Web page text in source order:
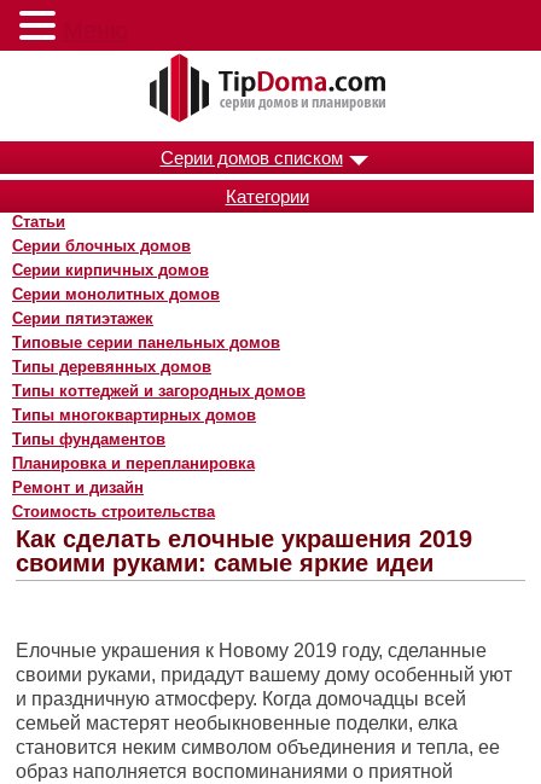
Серии домов списком
Категории
Статьи
Серии блочных домов
Серии кирпичных домов
Серии монолитных домов
Серии пятиэтажек
Типовые серии панельных домов
Типы деревянных домов
Типы коттеджей и загородных домов
Типы многоквартирных домов
Типы фундаментов
Планировка и перепланировка
Ремонт и дизайн
Стоимость строительства
Как сделать елочные украшения 2019
своими руками: самые яркие идеи
Елочные украшения к Новому 2019 году, сделанные
своими руками, придадут вашему дому особенный уют
и праздничную атмосферу. Когда домочадцы всей
семьей мастерят необыкновенные поделки, елка
становится неким символом объединения и тепла, ее
образ наполняется воспоминаниями о приятной